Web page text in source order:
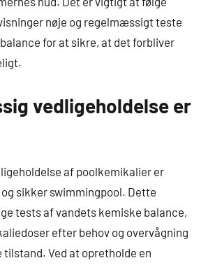
nøje og regelmæssigt teste
for at sikre, at det forbliver
vedligeholdelse er
af poolkemikalier er
sikker swimmingpool. Dette
tests af vandets kemiske balance,
efter behov og overvågning
tilstand. Ved at opretholde en